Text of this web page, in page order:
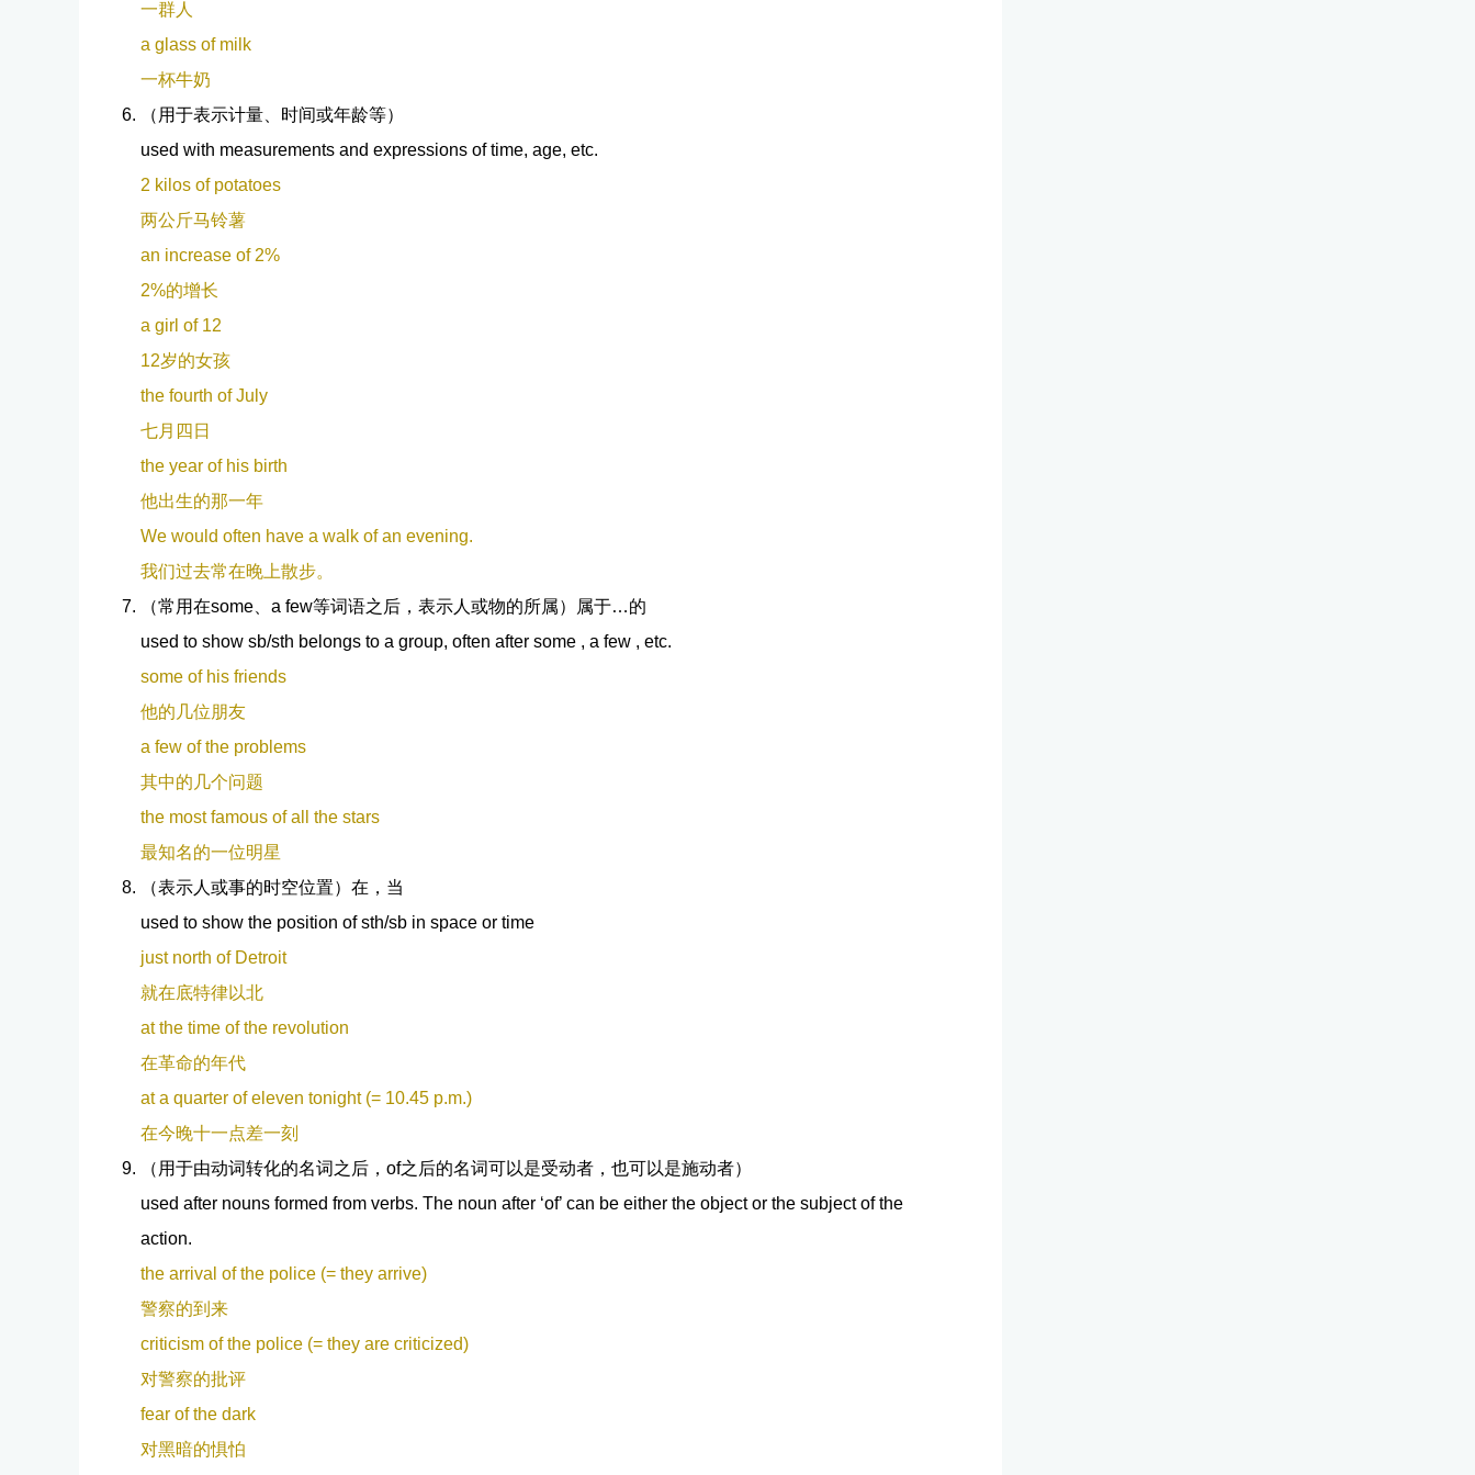
一群人
a glass of milk
一杯牛奶
（用于表示计量、时间或年龄等）
used with measurements and expressions of time, age, etc.
2 kilos of potatoes
两公斤马铃薯
an increase of 2%
2%的增长
a girl of 12
12岁的女孩
the fourth of July
七月四日
the year of his birth
他出生的那一年
We would often have a walk of an evening.
我们过去常在晚上散步。
（常用在some、a few等词语之后，表示人或物的所属）属于…的
used to show sb/sth belongs to a group, often after some , a few , etc.
some of his friends
他的几位朋友
a few of the problems
其中的几个问题
the most famous of all the stars
最知名的一位明星
（表示人或事的时空位置）在，当
used to show the position of sth/sb in space or time
just north of Detroit
就在底特律以北
at the time of the revolution
在革命的年代
at a quarter of eleven tonight (= 10.45 p.m.)
在今晚十一点差一刻
（用于由动词转化的名词之后，of之后的名词可以是受动者，也可以是施动者）
used after nouns formed from verbs. The noun after ‘of’ can be either the object or the subject of the
action.
the arrival of the police (= they arrive)
警察的到来
criticism of the police (= they are criticized)
对警察的批评
fear of the dark
对黑暗的惧怕